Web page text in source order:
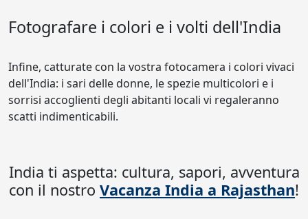
Fotografare i colori e i volti dell'India
Infine, catturate con la vostra fotocamera i colori vivaci
dell'India: i sari delle donne, le spezie multicolori e i
sorrisi accoglienti degli abitanti locali vi regaleranno
scatti indimenticabili.
India ti aspetta: cultura, sapori, avventura
con il nostro Vacanza India a Rajasthan!